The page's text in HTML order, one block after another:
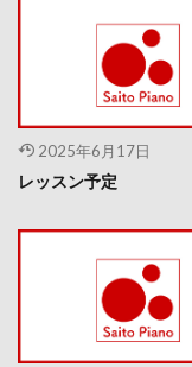
2025年6月17日
レッスン予定